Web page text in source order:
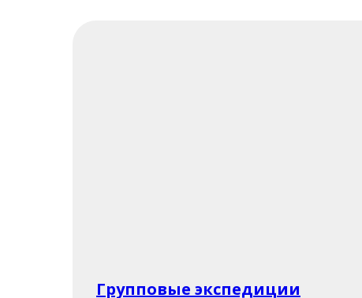
Групповые экспедиции